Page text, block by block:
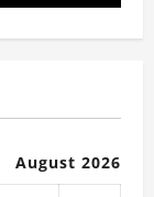
August 2026